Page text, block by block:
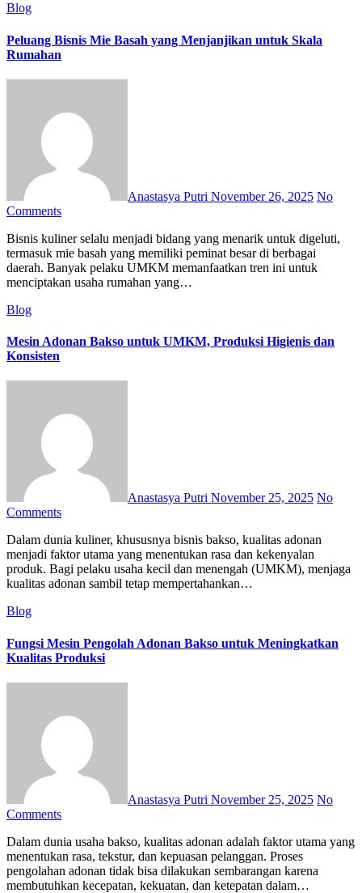
Blog
Peluang Bisnis Mie Basah yang Menjanjikan untuk Skala
Rumahan
Anastasya Putri November 26, 2025 No
Comments
Bisnis kuliner selalu menjadi bidang yang menarik untuk digeluti,
termasuk mie basah yang memiliki peminat besar di berbagai
daerah. Banyak pelaku UMKM memanfaatkan tren ini untuk
menciptakan usaha rumahan yang…
Blog
Mesin Adonan Bakso untuk UMKM, Produksi Higienis dan
Konsisten
Anastasya Putri November 25, 2025 No
Comments
Dalam dunia kuliner, khususnya bisnis bakso, kualitas adonan
menjadi faktor utama yang menentukan rasa dan kekenyalan
produk. Bagi pelaku usaha kecil dan menengah (UMKM), menjaga
kualitas adonan sambil tetap mempertahankan…
Blog
Fungsi Mesin Pengolah Adonan Bakso untuk Meningkatkan
Kualitas Produksi
Anastasya Putri November 25, 2025 No
Comments
Dalam dunia usaha bakso, kualitas adonan adalah faktor utama yang
menentukan rasa, tekstur, dan kepuasan pelanggan. Proses
pengolahan adonan tidak bisa dilakukan sembarangan karena
membutuhkan kecepatan, kekuatan, dan ketepatan dalam…